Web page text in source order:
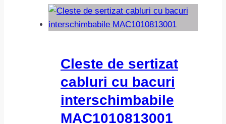
Cleste de sertizat
cabluri cu bacuri
interschimbabile
MAC1010813001